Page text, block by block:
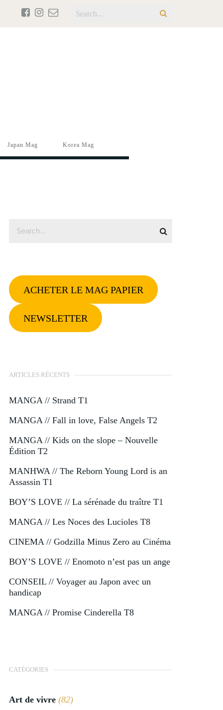
Japan Mag Korea Mag
ACHETER LE MAG PAPIER
NEWSLETTER
ARTICLES RÉCENTS
MANGA // Strand T1
MANGA // Fall in love, False Angels T2
MANGA // Kids on the slope – Nouvelle
Édition T2
MANHWA // The Reborn Young Lord is an
Assassin T1
BOY’S LOVE // La sérénade du traître T1
MANGA // Les Noces des Lucioles T8
CINEMA // Godzilla Minus Zero au Cinéma
BOY’S LOVE // Enomoto n’est pas un ange
CONSEIL // Voyager au Japon avec un
handicap
MANGA // Promise Cinderella T8
CATÉGORIES
Art de vivre (82)